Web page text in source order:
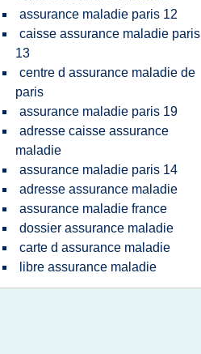
assurance maladie paris 12
caisse assurance maladie paris
13
centre d assurance maladie de
paris
assurance maladie paris 19
adresse caisse assurance
maladie
assurance maladie paris 14
adresse assurance maladie
assurance maladie france
dossier assurance maladie
carte d assurance maladie
libre assurance maladie